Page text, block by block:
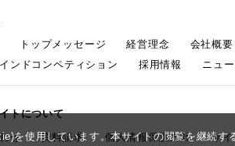
を使用しています。本サイトの閲覧を継続
トップメッセージ 経営理念 会社概要
ンドコンペティション
採用情報 ニュ
トについて
せ
資料請求 個人情報保護方針 サ